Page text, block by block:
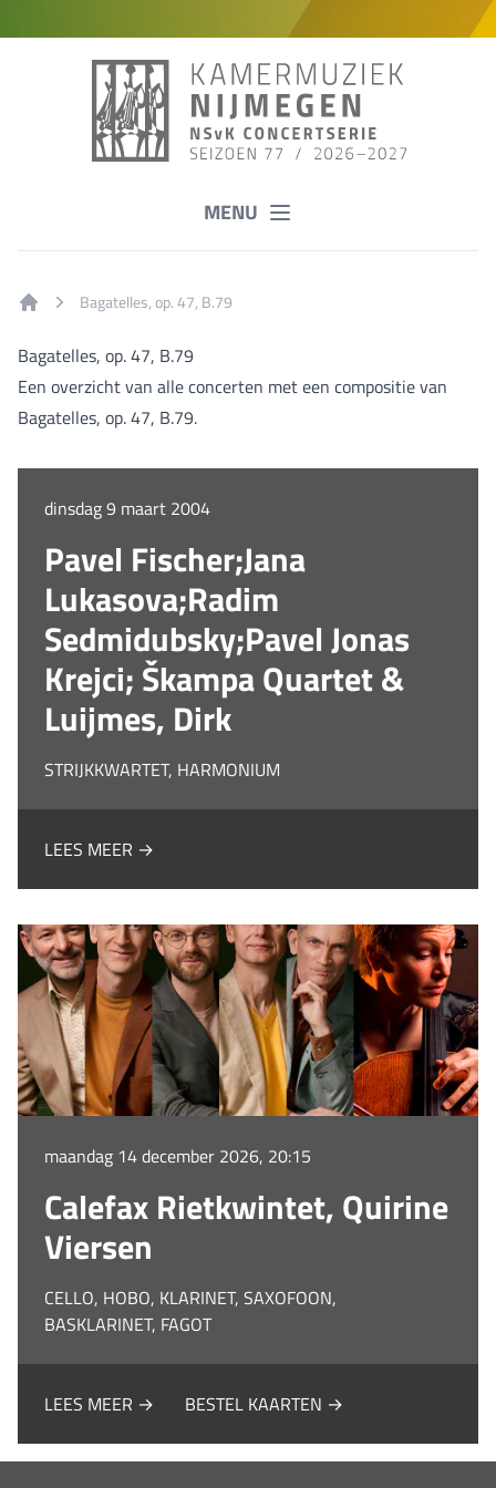
MENU
Bagatelles, op. 47, B.79
Bagatelles, op. 47, B.79
Een overzicht van alle concerten met een compositie van
Bagatelles, op. 47, B.79.
dinsdag 9 maart 2004
Pavel Fischer;Jana
Lukasova;Radim
Sedmidubsky;Pavel Jonas
Krejci; Škampa Quartet &
Luijmes, Dirk
STRIJKKWARTET, HARMONIUM
LEES MEER →
maandag 14 december 2026, 20:15
Calefax Rietkwintet, Quirine
Viersen
CELLO, HOBO, KLARINET, SAXOFOON,
BASKLARINET, FAGOT
LEES MEER → BESTEL KAARTEN →